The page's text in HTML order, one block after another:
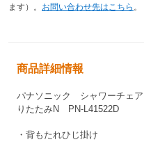
ます）。 お問い合わせ先はこちら 。
商品詳細情報
パナソニック シャワーチェ
りたたみN PN-L41522D
・背もたれひじ掛け